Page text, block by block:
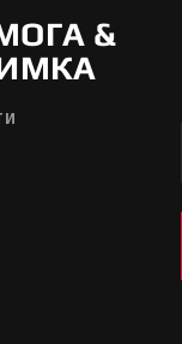
&